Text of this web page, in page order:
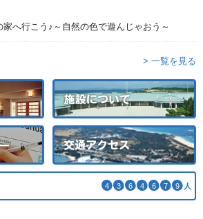
家へ行こう♪～自然の色で遊んじゃおう～
> 一覧を見る
4 3 6 4 6 7 9 人